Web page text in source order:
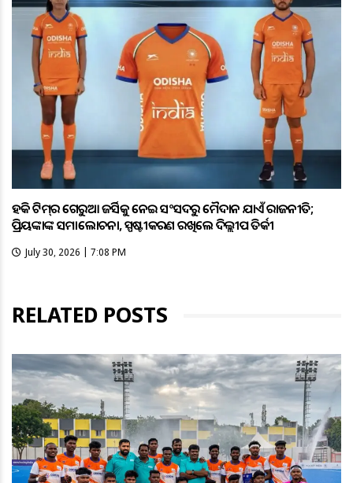
ହକି ଟିମ୍‌ର ଗେରୁଆ ଜର୍ସିକୁ ନେଇ ସଂସଦରୁ ମୈଦାନ ଯାଏଁ ରାଜନୀତି;
ପ୍ରିୟଙ୍କାଙ୍କ ସମାଲୋଚନା, ସ୍ପଷ୍ଟୀକରଣ ରଖିଲେ ଦିଲ୍ଲୀପ ତିର୍କୀ
July 30, 2026 | 7:08 PM
RELATED POSTS